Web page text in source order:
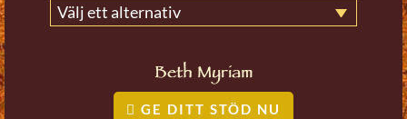
Välj ett alternativ
Beth Myriam
GE DITT STÖD NU